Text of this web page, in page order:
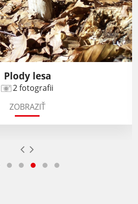
Plody lesa
2 fotografii
ZOBRAZIŤ